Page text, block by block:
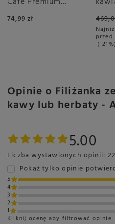
74,99 zł
przed
-21%
Opinie o Filiżanka
kawy lub herbaty -
5.00
Liczba wystawionych opinii: 22
Pokaż tylko opinie
5
4
3
2
1
Kliknij ocenę aby filtrować opinie